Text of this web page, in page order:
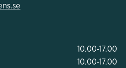
10.00-17.00
10.00-17.00